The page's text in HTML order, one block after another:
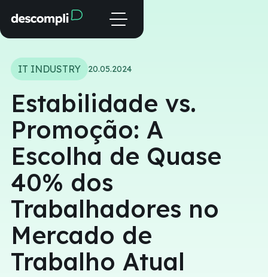
IT INDUSTRY 20.05.2024
Estabilidade vs.
Promoção: A
Escolha de Quase
40% dos
Trabalhadores no
Mercado de
Trabalho Atual